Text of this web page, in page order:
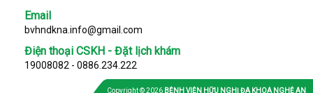
Email
bvhndkna.info@gmail.com
Điện thoại CSKH - Đặt lịch khám
19008082 - 0886.234.222
Copyright © 2026 BỆNH VIỆN HỮU NGHỊ ĐA KHOA NGHỆ AN